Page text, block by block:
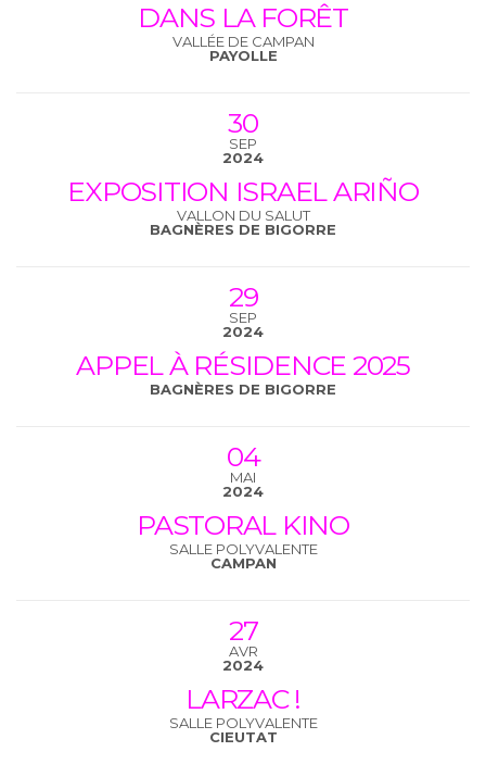
DANS LA FORÊT
VALLÉE DE CAMPAN
PAYOLLE
30
SEP
2024
EXPOSITION ISRAEL ARIÑO
VALLON DU SALUT
BAGNÈRES DE BIGORRE
29
SEP
2024
APPEL À RÉSIDENCE 2025
BAGNÈRES DE BIGORRE
04
MAI
2024
PASTORAL KINO
SALLE POLYVALENTE
CAMPAN
27
AVR
2024
LARZAC !
SALLE POLYVALENTE
CIEUTAT